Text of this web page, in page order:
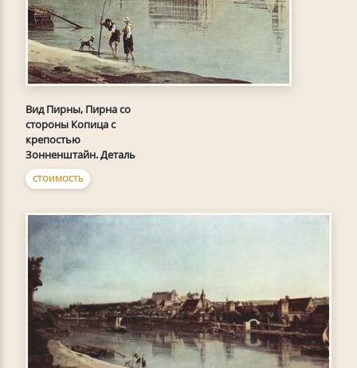
Вид Пирны, Пирна со
стороны Копица с
крепостью
Зонненштайн. Деталь
СТОИМОСТЬ